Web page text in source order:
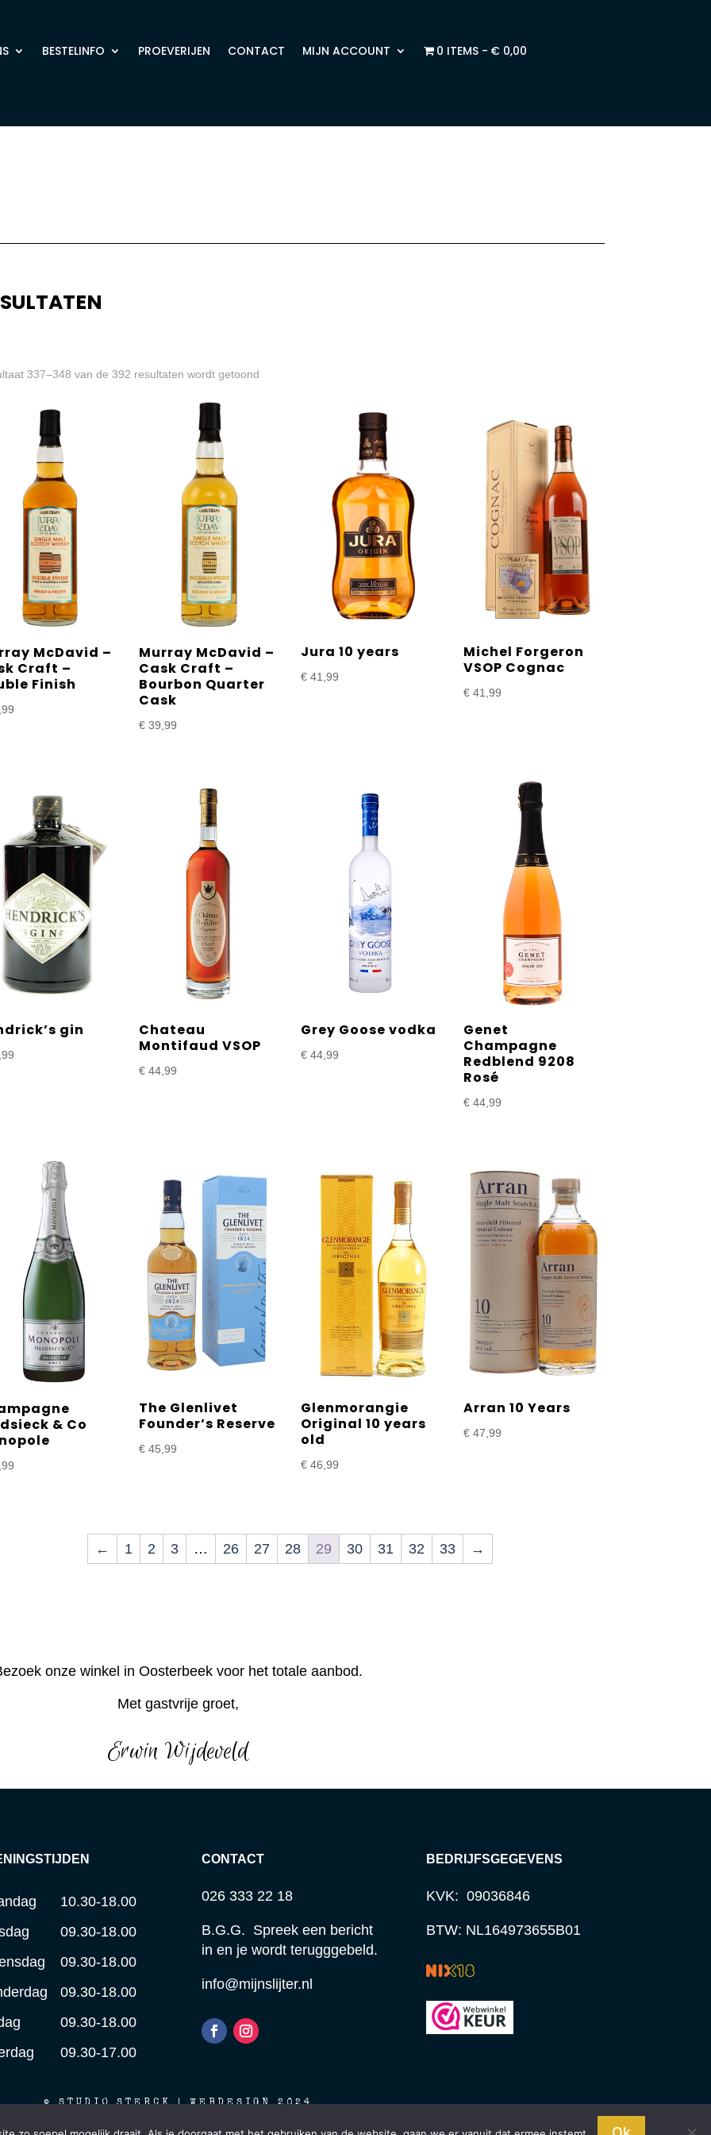
BESTELINFO PROEVERIJEN CONTACT MIJN ACCOUNT 0 ITEMS € 0,00
337–348 van de 392 resultaten wordt getoondGesorteerd
McDavid –
Craft –
Finish
Murray McDavid –
Cask Craft –
Bourbon Quarter
Cask
€39,99
Jura 10 years
€ 41,99
Michel Forgeron
VSOP Cognac
€41,99
gin
Chateau
Montifaud VSOP
€44,99
Grey Goose vodka
€ 44,99
Genet
Champagne
Redblend 9208
Rosé
€44,99
& Co
The Glenlivet
Founder’s Reserve
€45,99
Glenmorangie
Original 10 years
old
€ 46,99
Arran 10 Years
€47,99
← 1 2 3 … 26 27 28 29 30 31 32 33 →
onze winkel in Oosterbeek voor het totale aanbod.
Met gastvrije groet,
Erwin Wijdeveld
10.30-18.00
09.30-18.00
09.30-18.00
09.30-18.00
09.30-18.00
09.30-17.00
CONTACT
026 333 22 18
B.G.G. Spreek een bericht
in en je wordt terugggebeld.
info@mijnslijter.nl
BEDRIJFSGEGEVENS
KVK: 09036846
BTW: NL164973655B01
© STUDIO STERCK | WEBDESIGN 2024